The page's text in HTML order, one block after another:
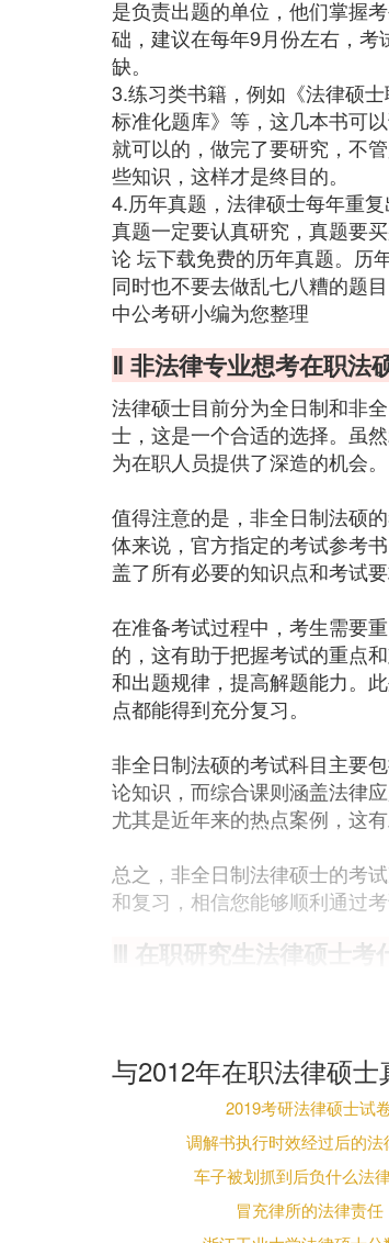
是负责出题的单位，他们掌握
础，建议在每年9月份左右，
缺。
3.练习类书籍，例如《法律硕
标准化题库》等，这几本书可
就可以的，做完了要研究，不
些知识，这样才是终目的。
4.历年真题，法律硕士每年重
真题一定要认真研究，真题要
论 坛下载免费的历年真题。历
同时也不要去做乱七八糟的题
中公考研小编为您整理
Ⅱ 非法律专业想考在职法
法律硕士目前分为全日制和非
士，这是一个合适的选择。虽
为在职人员提供了深造的机会。
值得注意的是，非全日制法硕
体来说，官方指定的考试参考
盖了所有必要的知识点和考试要
在准备考试过程中，考生需要
的，这有助于把握考试的重点
和出题规律，提高解题能力。
点都能得到充分复习。
非全日制法硕的考试科目主要
论知识，而综合课则涵盖法律
尤其是近年来的热点案例，这
总之，非全日制法律硕士的考
和复习，相信您能够顺利通过
Ⅲ 在职研究生法律硕士考
必考科目。
通过联考后，考生需参加学校
复试表现决定录取。
课程学习涉及宪法、行政法、
需完成规定课程并通过考核。
与2012年在职法律硕
2019考研法律硕士试
调解书执行时效经过后的法
车子被划抓到后负什么法
冒充律所的法律责任